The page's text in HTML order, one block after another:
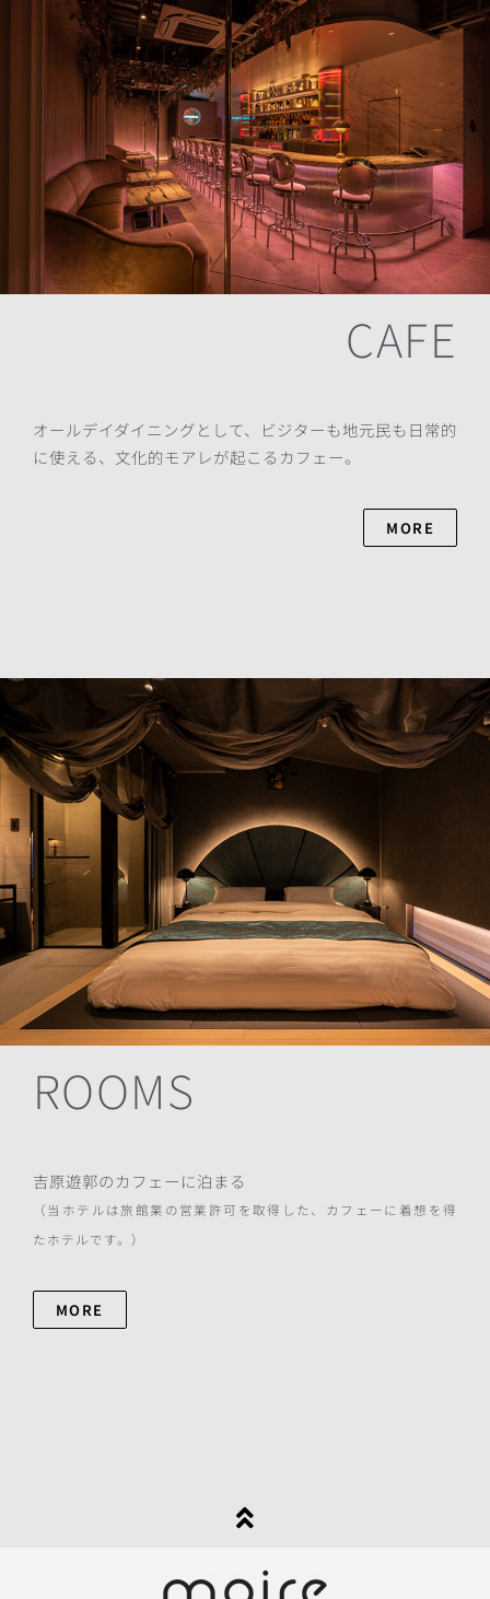
CAFE
オールデイダイニングとして、ビジターも地元民も日常的
に使える、文化的モアレが起こるカフェー。
MORE
ROOMS
吉原遊郭のカフェーに泊まる
（当ホテルは旅館業の営業許可を取得した、カフェーに着想を得
たホテルです。）
MORE